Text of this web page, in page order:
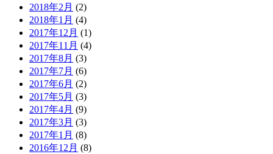
2018年2月 (2)
2018年1月 (4)
2017年12月 (1)
2017年11月 (4)
2017年8月 (3)
2017年7月 (6)
2017年6月 (2)
2017年5月 (3)
2017年4月 (9)
2017年3月 (3)
2017年1月 (8)
2016年12月 (8)